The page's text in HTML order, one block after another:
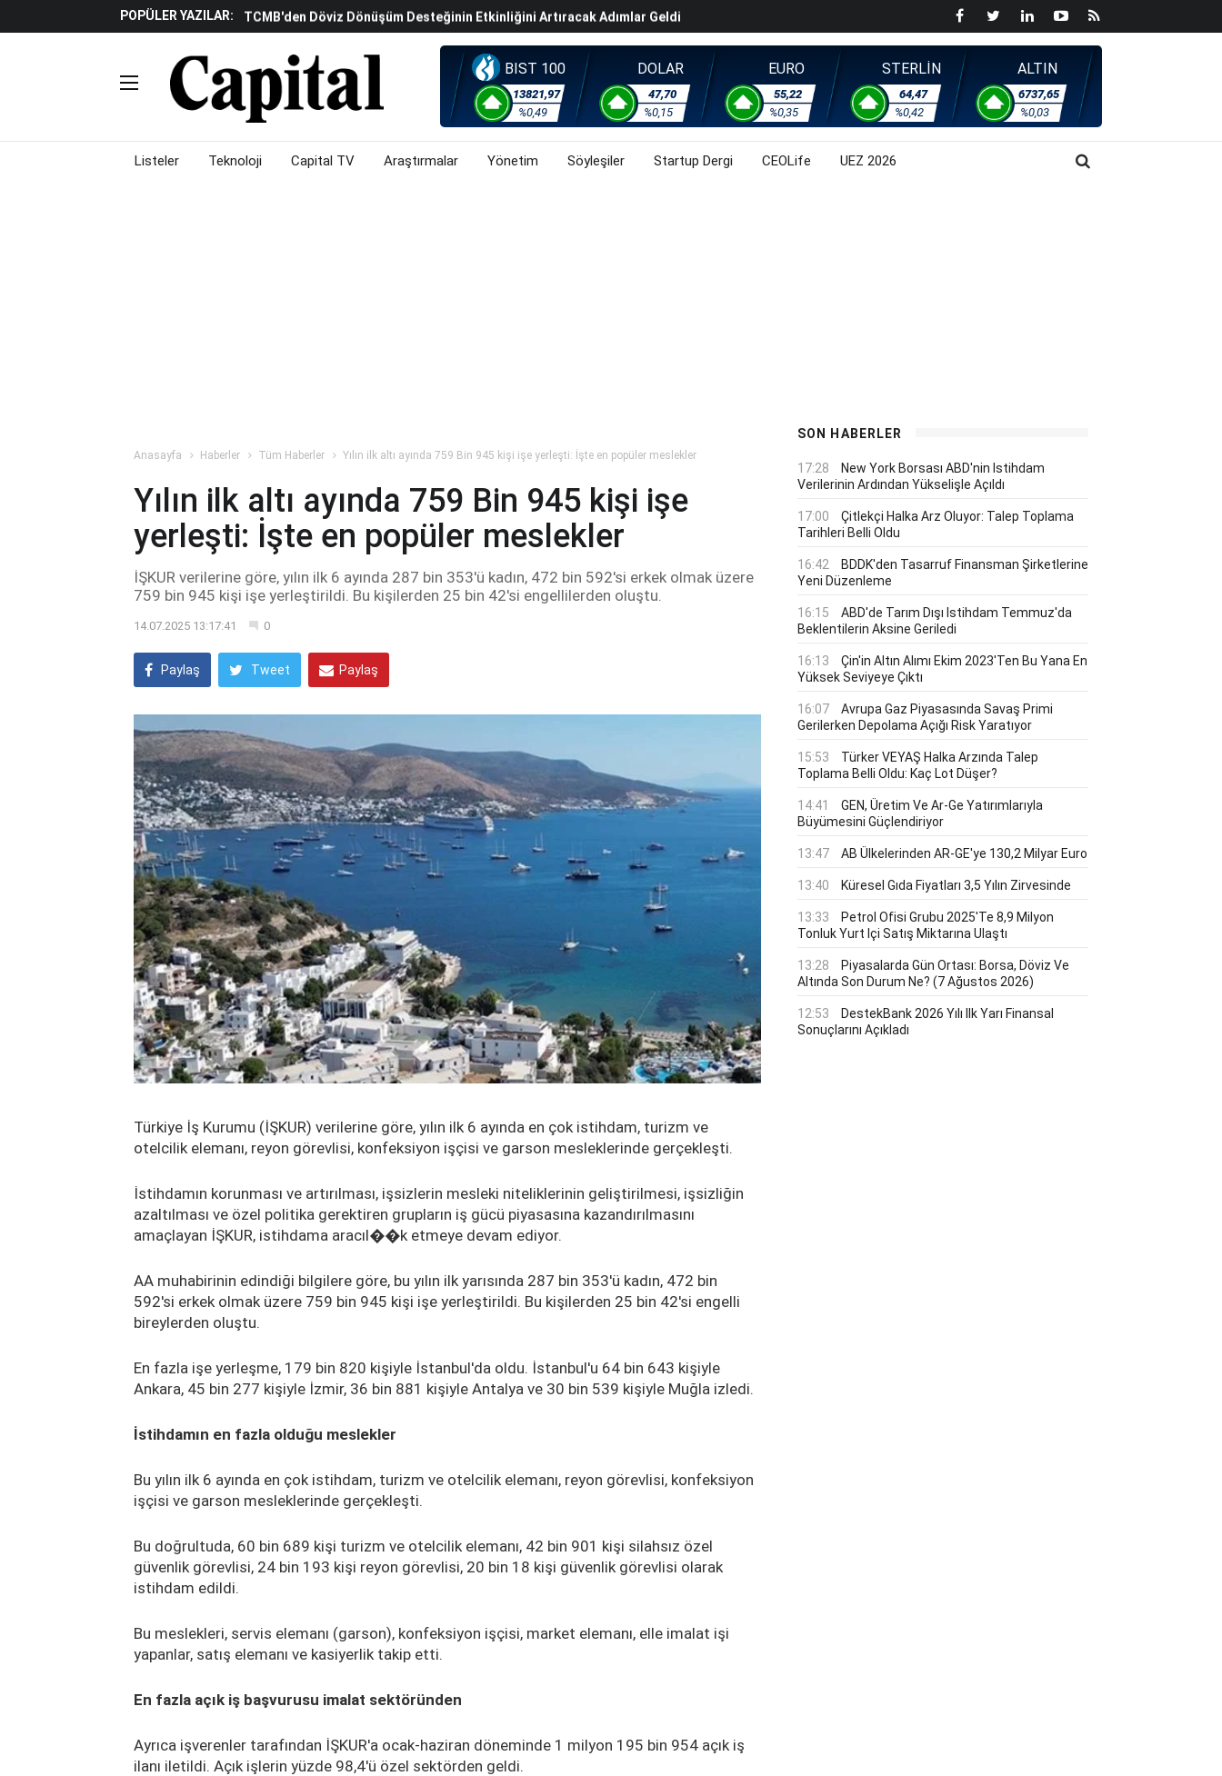
POPÜLER YAZILAR:
TCMB'den Döviz Dönüşüm Desteğinin Etkinliğini Artıracak Adımlar Geldi
Katılım Bankaları Yılın Ilk Yarısında 119,5 Milyar Liralık Sukuk Ihraç Etti
Küresel Piyasalarda Gelecek Hafta Gözler ABD'de Açıklanacak Tarım Dışı Istihdam
Verisine Çevrildi
Altınay Savunma Grubu C-Level Üst Yönetim Yapılanmasına Geçti
Çalışma Alanları Konser Sahnesine Dönüşüyor
BIST 100
13821,97
%0,49
DOLAR
47,70
%0,15
EURO
55,22
%0,35
STERLİN
64,47
%0,42
ALTIN
6737,65
%0,03
Listeler Teknoloji Capital TV Araştırmalar Yönetim Söyleşiler Startup Dergi CEOLife UEZ 2026
Anasayfa Haberler Tüm Haberler Yılın ilk altı ayında 759 Bin 945 kişi işe yerleşti: İşte en popüler meslekler
Yılın ilk altı ayında 759 Bin 945 kişi işe
yerleşti: İşte en popüler meslekler
İŞKUR verilerine göre, yılın ilk 6 ayında 287 bin 353'ü kadın, 472 bin 592'si erkek olmak üzere
759 bin 945 kişi işe yerleştirildi. Bu kişilerden 25 bin 42'si engellilerden oluştu.
14.07.2025 13:17:41 0
Paylaş Tweet Paylaş
Türkiye İş Kurumu (İŞKUR) verilerine göre, yılın ilk 6 ayında en çok istihdam, turizm ve
otelcilik elemanı, reyon görevlisi, konfeksiyon işçisi ve garson mesleklerinde gerçekleşti.
İstihdamın korunması ve artırılması, işsizlerin mesleki niteliklerinin geliştirilmesi, işsizliğin
azaltılması ve özel politika gerektiren grupların iş gücü piyasasına kazandırılmasını
amaçlayan İŞKUR, istihdama aracıl��k etmeye devam ediyor.
AA muhabirinin edindiği bilgilere göre, bu yılın ilk yarısında 287 bin 353'ü kadın, 472 bin
592'si erkek olmak üzere 759 bin 945 kişi işe yerleştirildi. Bu kişilerden 25 bin 42'si engelli
bireylerden oluştu.
En fazla işe yerleşme, 179 bin 820 kişiyle İstanbul'da oldu. İstanbul'u 64 bin 643 kişiyle
Ankara, 45 bin 277 kişiyle İzmir, 36 bin 881 kişiyle Antalya ve 30 bin 539 kişiyle Muğla izledi.
İstihdamın en fazla olduğu meslekler
Bu yılın ilk 6 ayında en çok istihdam, turizm ve otelcilik elemanı, reyon görevlisi, konfeksiyon
işçisi ve garson mesleklerinde gerçekleşti.
Bu doğrultuda, 60 bin 689 kişi turizm ve otelcilik elemanı, 42 bin 901 kişi silahsız özel
güvenlik görevlisi, 24 bin 193 kişi reyon görevlisi, 20 bin 18 kişi güvenlik görevlisi olarak
istihdam edildi.
Bu meslekleri, servis elemanı (garson), konfeksiyon işçisi, market elemanı, elle imalat işi
yapanlar, satış elemanı ve kasiyerlik takip etti.
En fazla açık iş başvurusu imalat sektöründen
Ayrıca işverenler tarafından İŞKUR'a ocak-haziran döneminde 1 milyon 195 bin 954 açık iş
ilanı iletildi. Açık işlerin yüzde 98,4'ü özel sektörden geldi.
SON HABERLER
17:28
New York Borsası ABD'nin Istihdam
Verilerinin Ardından Yükselişle Açıldı
17:00
Çitlekçi Halka Arz Oluyor: Talep Toplama
Tarihleri Belli Oldu
16:42
BDDK'den Tasarruf Finansman Şirketlerine
Yeni Düzenleme
16:15
ABD'de Tarım Dışı Istihdam Temmuz'da
Beklentilerin Aksine Geriledi
16:13
Çin'in Altın Alımı Ekim 2023'ten Bu Yana En
Yüksek Seviyeye Çıktı
16:07
Avrupa Gaz Piyasasında Savaş Primi
Gerilerken Depolama Açığı Risk Yaratıyor
15:53
Türker VEYAŞ Halka Arzında Talep
Toplama Belli Oldu: Kaç Lot Düşer?
14:41
GEN, Üretim Ve Ar-Ge Yatırımlarıyla
Büyümesini Güçlendiriyor
13:47 AB Ülkelerinden AR-GE'ye 130,2 Milyar Euro
13:40 Küresel Gıda Fiyatları 3,5 Yılın Zirvesinde
13:33
Petrol Ofisi Grubu 2025'te 8,9 Milyon
Tonluk Yurt Içi Satış Miktarına Ulaştı
13:28
Piyasalarda Gün Ortası: Borsa, Döviz Ve
Altında Son Durum Ne? (7 Ağustos 2026)
12:53
DestekBank 2026 Yılı Ilk Yarı Finansal
Sonuçlarını Açıkladı